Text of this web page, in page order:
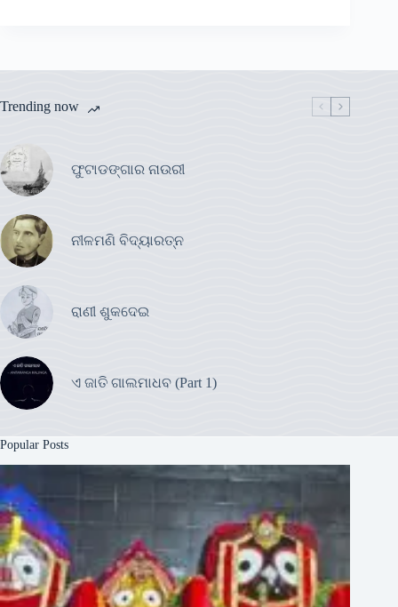
Trending now
ଫୁଟାଡଙ୍ଗାର ନାଉରୀ
ନୀଳମଣି ବିଦ୍ୟାରତ୍ନ
ରାଣୀ ଶୁକଦେଇ
ଏ ଜାତି ଗାଲମାଧବ (Part 1)
Popular Posts